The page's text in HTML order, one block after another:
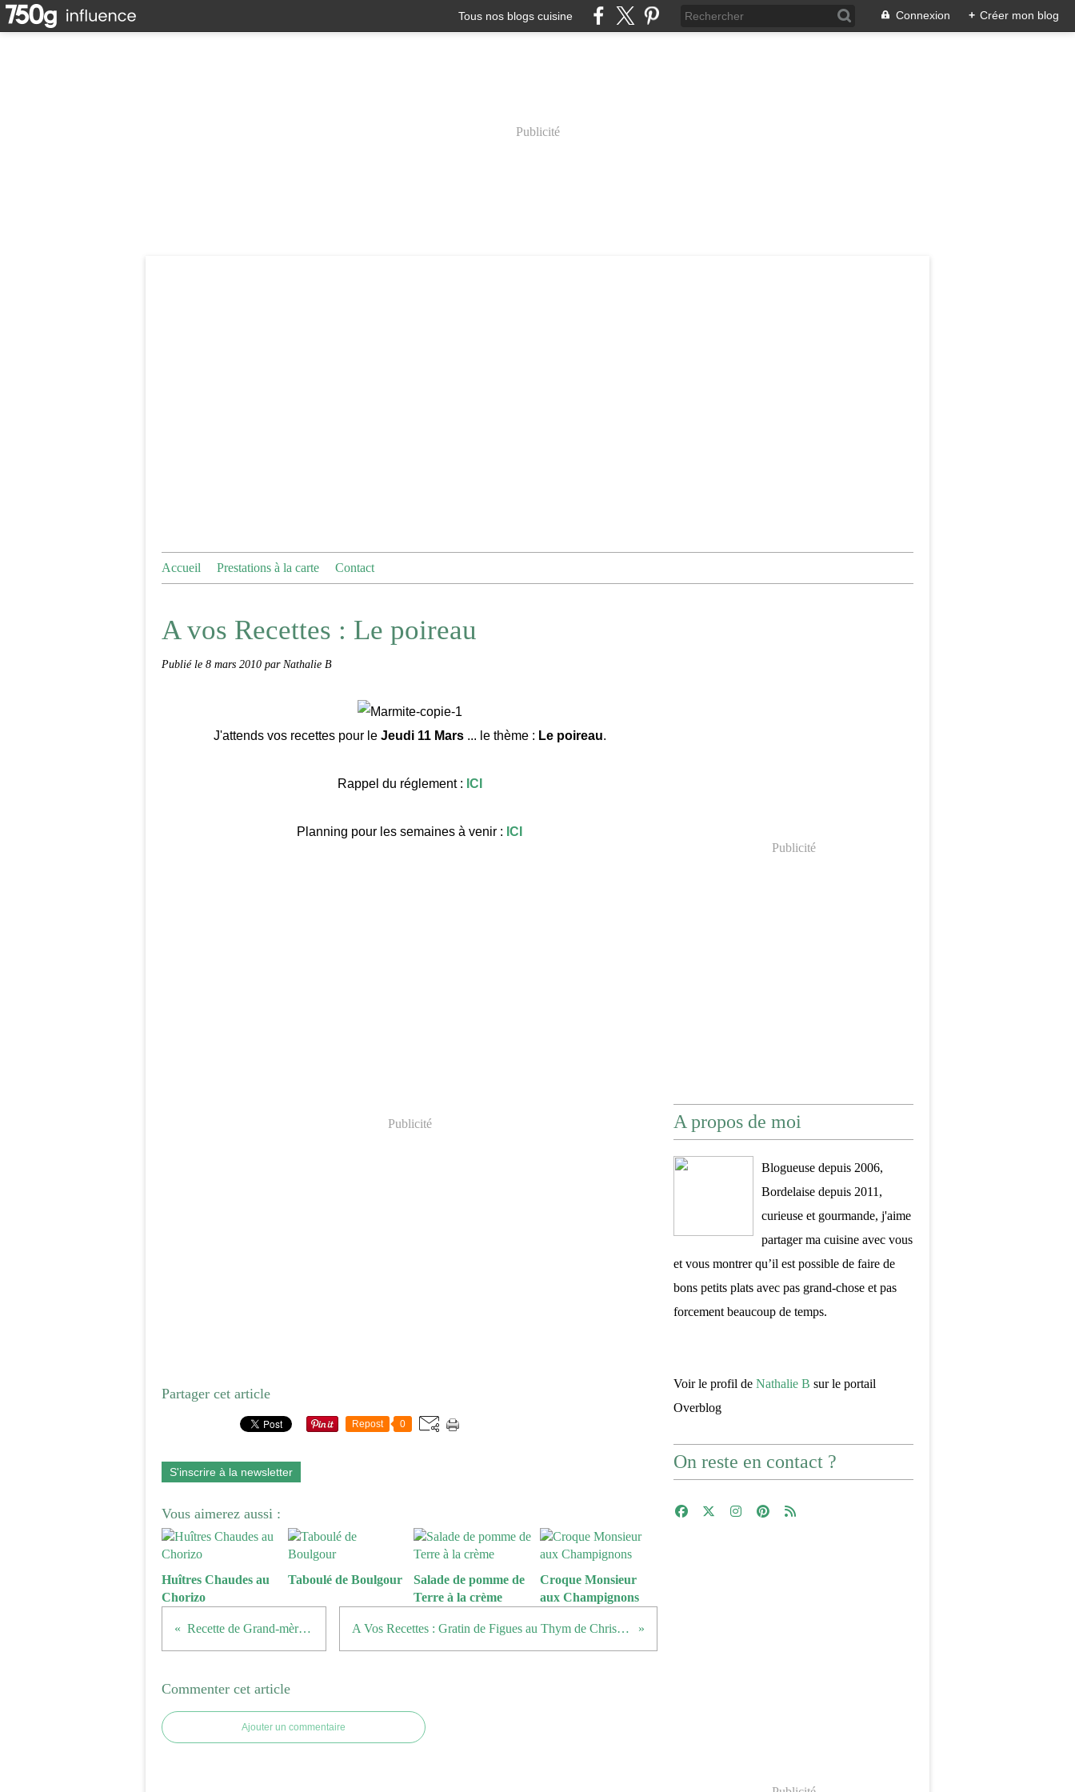
Tous nos blogs cuisine Connexion + Créer mon blog
Publicité
Accueil Prestations à la carte Contact
A vos Recettes : Le poireau
Publié le 8 mars 2010 par Nathalie B
J'attends vos recettes pour le Jeudi 11 Mars... le thème : Le poireau.
Rappel du réglement : ICI
Planning pour les semaines à venir : ICI
Publicité
Partager cet article
Repost 0
S'inscrire à la newsletter
Vous aimerez aussi :
Huîtres Chaudes au
Chorizo
Taboulé de Boulgour
Salade de pomme de
Terre à la crème
Croque Monsieur
aux Champignons
Recette de Grand-mère ... A Vos Recettes : Gratin de Figues au Thym de Christelle
Commenter cet article
Ajouter un commentaire
Publicité
A propos de moi
Blogueuse depuis 2006,
Bordelaise depuis 2011,
curieuse et gourmande, j'aime
partager ma cuisine avec vous
et vous montrer qu’il est possible de faire de
bons petits plats avec pas grand-chose et pas
forcement beaucoup de temps.
Voir le profil de Nathalie B sur le portail
Overblog
On reste en contact ?